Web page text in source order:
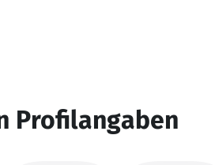
Profilangaben